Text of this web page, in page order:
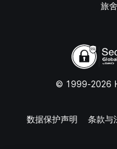
旅舍
© 1999-2026
数据保护声明 条款与